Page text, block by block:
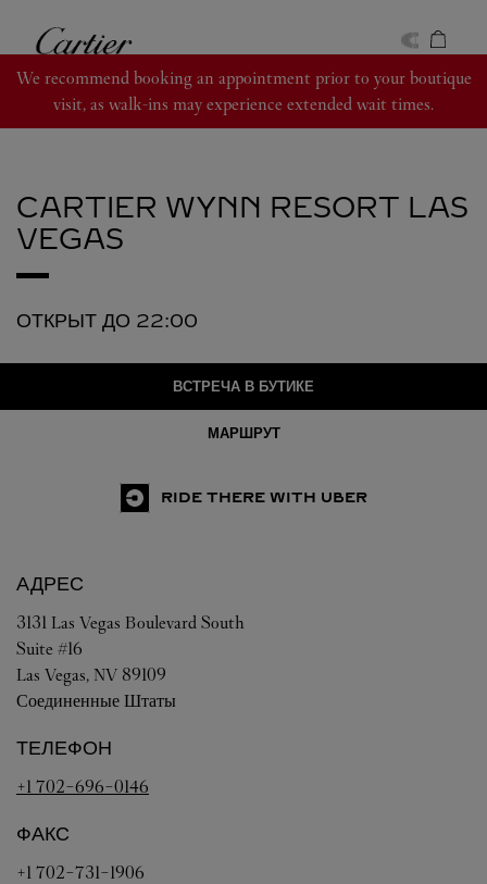
Cartier
We recommend booking an appointment prior to your boutique
visit, as walk-ins may experience extended wait times.
CARTIER WYNN RESORT LAS
VEGAS
ОТКРЫТ ДО 22:00
ВСТРЕЧА В БУТИКЕ
МАРШРУТ
RIDE THERE WITH UBER
АДРЕС
3131 Las Vegas Boulevard South
Suite #16
Las Vegas, NV 89109
Соединенные Штаты
ТЕЛЕФОН
+1 702-696-0146
ФАКС
+1 702-731-1906